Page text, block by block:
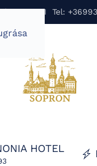
Sopron I Tel:
HOTEL